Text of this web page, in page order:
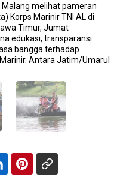
melihat pameran
Korps Marinir TNI AL di
Timur, Jumat
edukasi, transparansi
bangga terhadap
Antara Jatim/Umarul